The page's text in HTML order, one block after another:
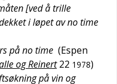
[ved å trille
i løpet av no time
på no time (Espen
og Reinert 22 1978)
på vin og